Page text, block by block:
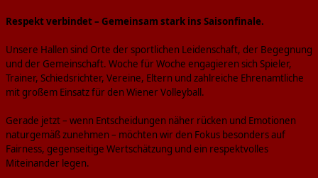
Respekt verbindet – Gemeinsam stark ins Saisonfinale.
Unsere Hallen sind Orte der sportlichen Leidenschaft, der Begegnung
und der Gemeinschaft. Woche für Woche engagieren sich Spieler,
Trainer, Schiedsrichter, Vereine, Eltern und zahlreiche Ehrenamtliche
mit großem Einsatz für den Wiener Volleyball.
Gerade jetzt – wenn Entscheidungen näher rücken und Emotionen
naturgemäß zunehmen – möchten wir den Fokus besonders auf
Fairness, gegenseitige Wertschätzung und ein respektvolles
Miteinander legen.